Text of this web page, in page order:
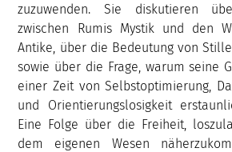
zuzuwenden. Sie diskutieren
zwischen Rumis Mystik und den
Antike, über die Bedeutung von
sowie über die Frage, warum seine
einer Zeit von Selbstoptimierung,
und Orientierungslosigkeit
Eine Folge über die Freiheit,
dem eigenen Wesen